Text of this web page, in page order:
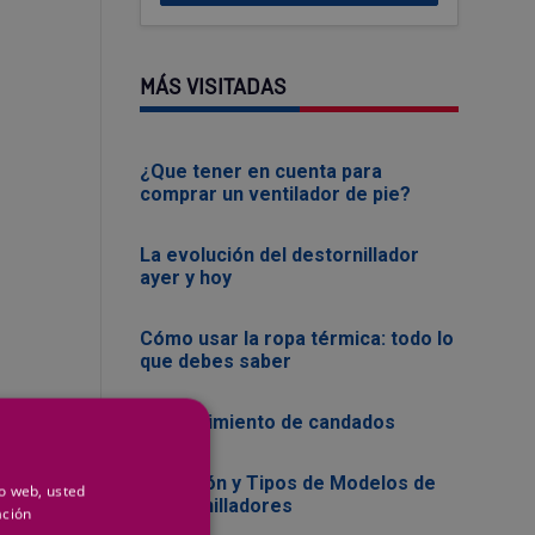
MÁS VISITADAS
¿Que tener en cuenta para
comprar un ventilador de pie?
La evolución del destornillador
ayer y hoy
Cómo usar la ropa térmica: todo lo
que debes saber
Mantenimiento de candados
Evolución y Tipos de Modelos de
Destornilladores
web, usted